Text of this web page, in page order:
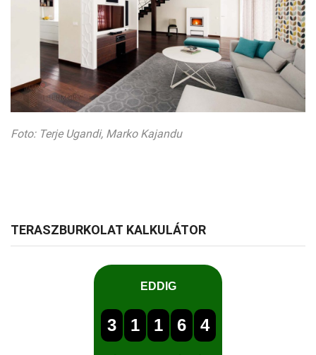
Foto: Terje Ugandi, Marko Kajandu
TERASZBURKOLAT KALKULÁTOR